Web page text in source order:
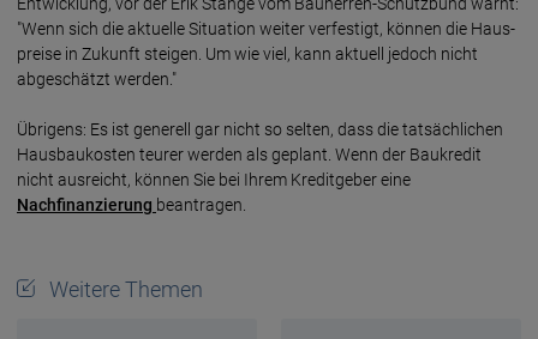
"Wenn sich die aktuelle Situation weiter verfestigt, können die Haus­
preise in Zukunft steigen. Um wie viel, kann aktuell jedoch nicht
abgeschätzt werden."
Übrigens: Es ist generell gar nicht so selten, dass die tatsäch­lichen
Hausbau­kosten teurer werden als geplant. Wenn der Baukredit
nicht ausreicht, können Sie bei Ihrem Kredit­geber eine
Nachfinanzierung beantragen.
Weitere Themen